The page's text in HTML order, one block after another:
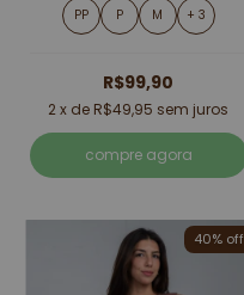
PP P M + 3
R$99,90
2x de R$49,95 sem juros
compre agora
40% off